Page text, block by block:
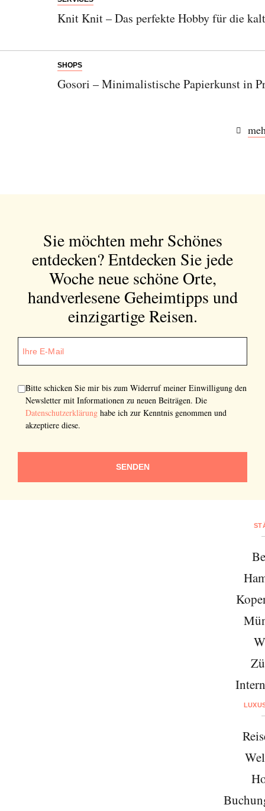
Knit Knit – Das perfekte Hobby für die
SHOPS
Gosori – Minimalistische Papierkunst in
Sie möchten mehr Schönes
entdecken?Entdecken Sie jede
Woche neue schöne Orte,
handverlesene Geheimtipps und
einzigartige Reisen.
Bitte schicken Sie mir bis zum Widerruf meiner Einwilligung den
Newsletter mit Informationen zu neuen Beiträgen. Die
Datenschutzerklärung habe ich zur Kenntnis genommen und
akzeptiere diese.
SENDEN
Bitte schicken Sie mir bis zum Widerruf meiner
Einwilligung den Newsletter mit Informationen zu
neuen Beiträgen. DieDatenschutzerklärunghabe ich
zur Kenntnis genommen und akzeptiere diese.
SENDEN